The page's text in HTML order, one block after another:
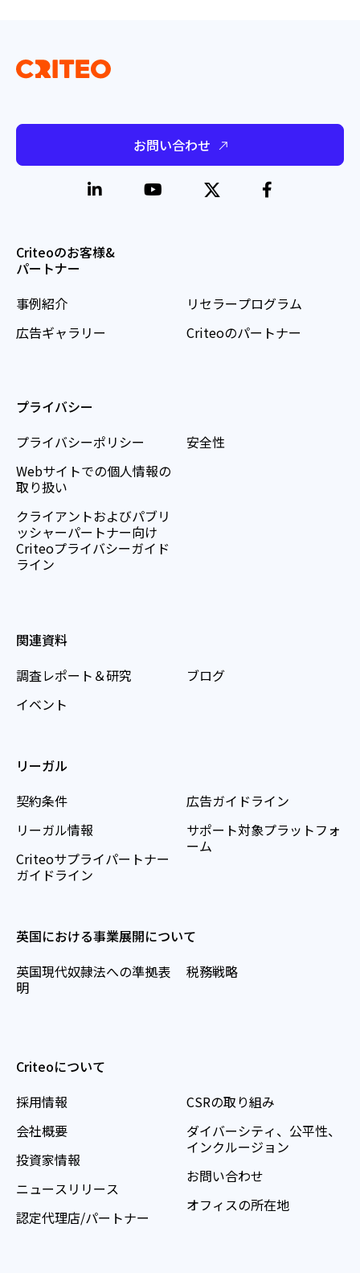
お問い合わせ
Criteoのお客様&
パートナー
事例紹介
広告ギャラリー
リセラープログラム
Criteoのパートナー
プライバシー
プライバシーポリシー
Webサイトでの個人情報の
取り扱い
クライアントおよびパブリ
ッシャーパートナー向け
Criteoプライバシーガイド
ライン
安全性
関連資料
調査レポート＆研究
イベント
ブログ
リーガル
契約条件
リーガル情報
Criteoサプライパートナー
ガイドライン
広告ガイドライン
サポート対象プラットフォ
ーム
英国における事業展開について
英国現代奴隷法への準拠表
明
税務戦略
Criteoについて
採用情報
会社概要
投資家情報
ニュースリリース
認定代理店/パートナー
CSRの取り組み
ダイバーシティ、公平性、
インクルージョン
お問い合わせ
オフィスの所在地